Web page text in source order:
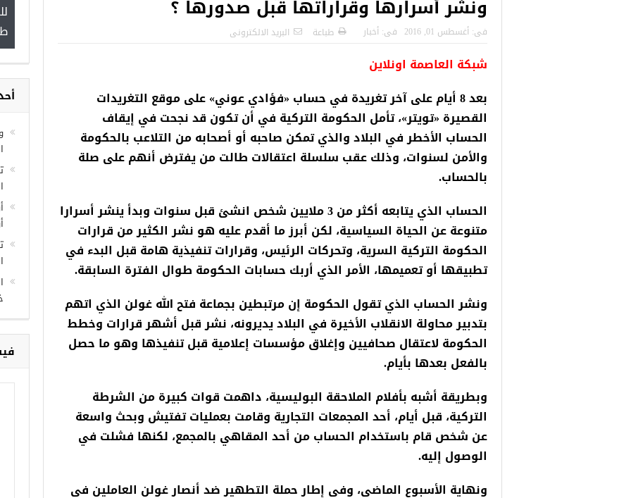
ونشر أسرارها وقراراتها قبل صدورها ؟
فى: أغسطس 01, 2016 فى: أخبار طباعة البريد الالكترونى
شبكة العاصمة اونلاين
بعد 8 أيام على آخر تغريدة في حساب «فؤادي عوني» على موقع التغريدات
القصيرة «تويتر»، تأمل الحكومة التركية في أن تكون قد نجحت في إيقاف
الحساب الأخطر في البلاد والذي تمكن صاحبه أو أصحابه من التلاعب بالحكومة
والأمن لسنوات، وذلك عقب سلسلة اعتقالات طالت من يفترض أنهم على صلة
بالحساب.
الحساب الذي يتابعه أكثر من 3 ملايين شخص انشئ قبل سنوات وبدأ ينشر أسرارا
متنوعة عن الحياة السياسية، لكن أبرز ما أقدم عليه هو نشر الكثير من قرارات
الحكومة التركية السرية، وتحركات الرئيس، وقرارات تنفيذية هامة قبل البدء في
تطبيقها أو تعميمها، الأمر الذي أربك حسابات الحكومة طوال الفترة السابقة.
ونشر الحساب الذي تقول الحكومة إن مرتبطين بجماعة فتح الله غولن الذي اتهم
بتدبير محاولة الانقلاب الأخيرة في البلاد يديرونه، نشر قبل أشهر قرارات وخطط
الحكومة لاعتقال صحافيين وإغلاق مؤسسات إعلامية قبل تنفيذها وهو ما حصل
بالفعل بعدها بأيام.
وبطريقة أشبه بأفلام الملاحقة البوليسية، داهمت قوات كبيرة من الشرطة
التركية، قبل أيام، أحد المجمعات التجارية وقامت بعمليات تفتيش وبحث واسعة
عن شخص قام باستخدام الحساب من أحد المقاهي بالمجمع، لكنها فشلت في
الوصول إليه.
ونهاية الأسبوع الماضي، وفي إطار حملة التطهير ضد أنصار غولن العاملين في
مجموعة فرص عمل للسوريين في
غازي عنتاب
“شاهد بالصور”
رسائل تحذيرية من الشرطة التركية
للاجئين السوريين.. تعرف عليها